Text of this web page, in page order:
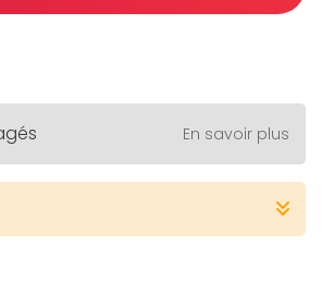
En savoir plus